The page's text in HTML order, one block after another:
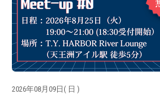
2026年08月09日( 日 )